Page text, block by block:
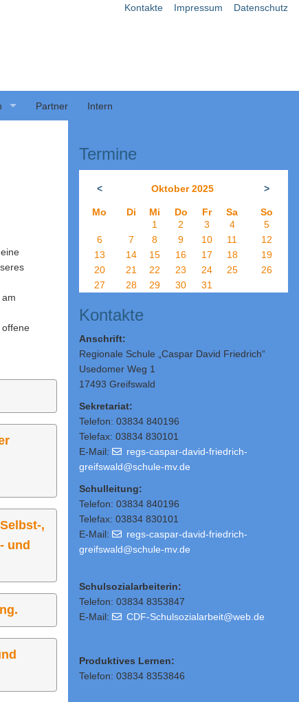
Kontakte Impressum Datenschutz
Partner Intern
am
offene
,
und
Termine
< Oktober 2025 >
Mo Di Mi Do Fr Sa
So
1
2 3 4
5
6
7 8 9 10 11
12
13
14 15 16 17 18
19
20
21 22 23 24 25
26
27
28 29 30 31
Kontakte
Anschrift:
Regionale Schule „Caspar David Friedrich“
Usedomer Weg 1
17493 Greifswald
Sekretariat:
Telefon: 03834 840196
Telefax: 03834 830101
E-Mail:
regs-caspar-david-friedrich-
greifswald@schule-mv.de
Schulleitung:
Telefon: 03834 840196
Telefax: 03834 830101
E-Mail:
regs-caspar-david-friedrich-
greifswald@schule-mv.de
Schulsozialarbeiterin:
Telefon: 03834 8353847
E-Mail:
CDF-Schulsozialarbeit@web.de
Produktives Lernen:
Telefon: 03834 8353846